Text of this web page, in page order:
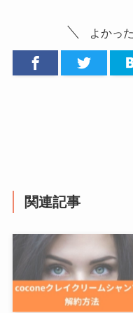
よかっ
関連記事